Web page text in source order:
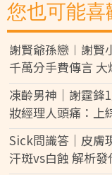
您也可能喜
謝賢爺孫戀︱謝賢
千萬分手費傳言
凍齡男神｜謝霆鋒
妝經理人頭痛：上
Sick問識答｜皮膚
汗斑vs白蝕 解析